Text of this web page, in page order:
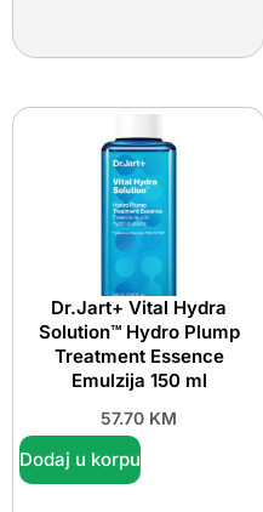
Dr.Jart+ Vital Hydra
Solution™ Hydro Plump
Treatment Essence
Emulzija 150 ml
57.70 KM
Dodaj u korpu